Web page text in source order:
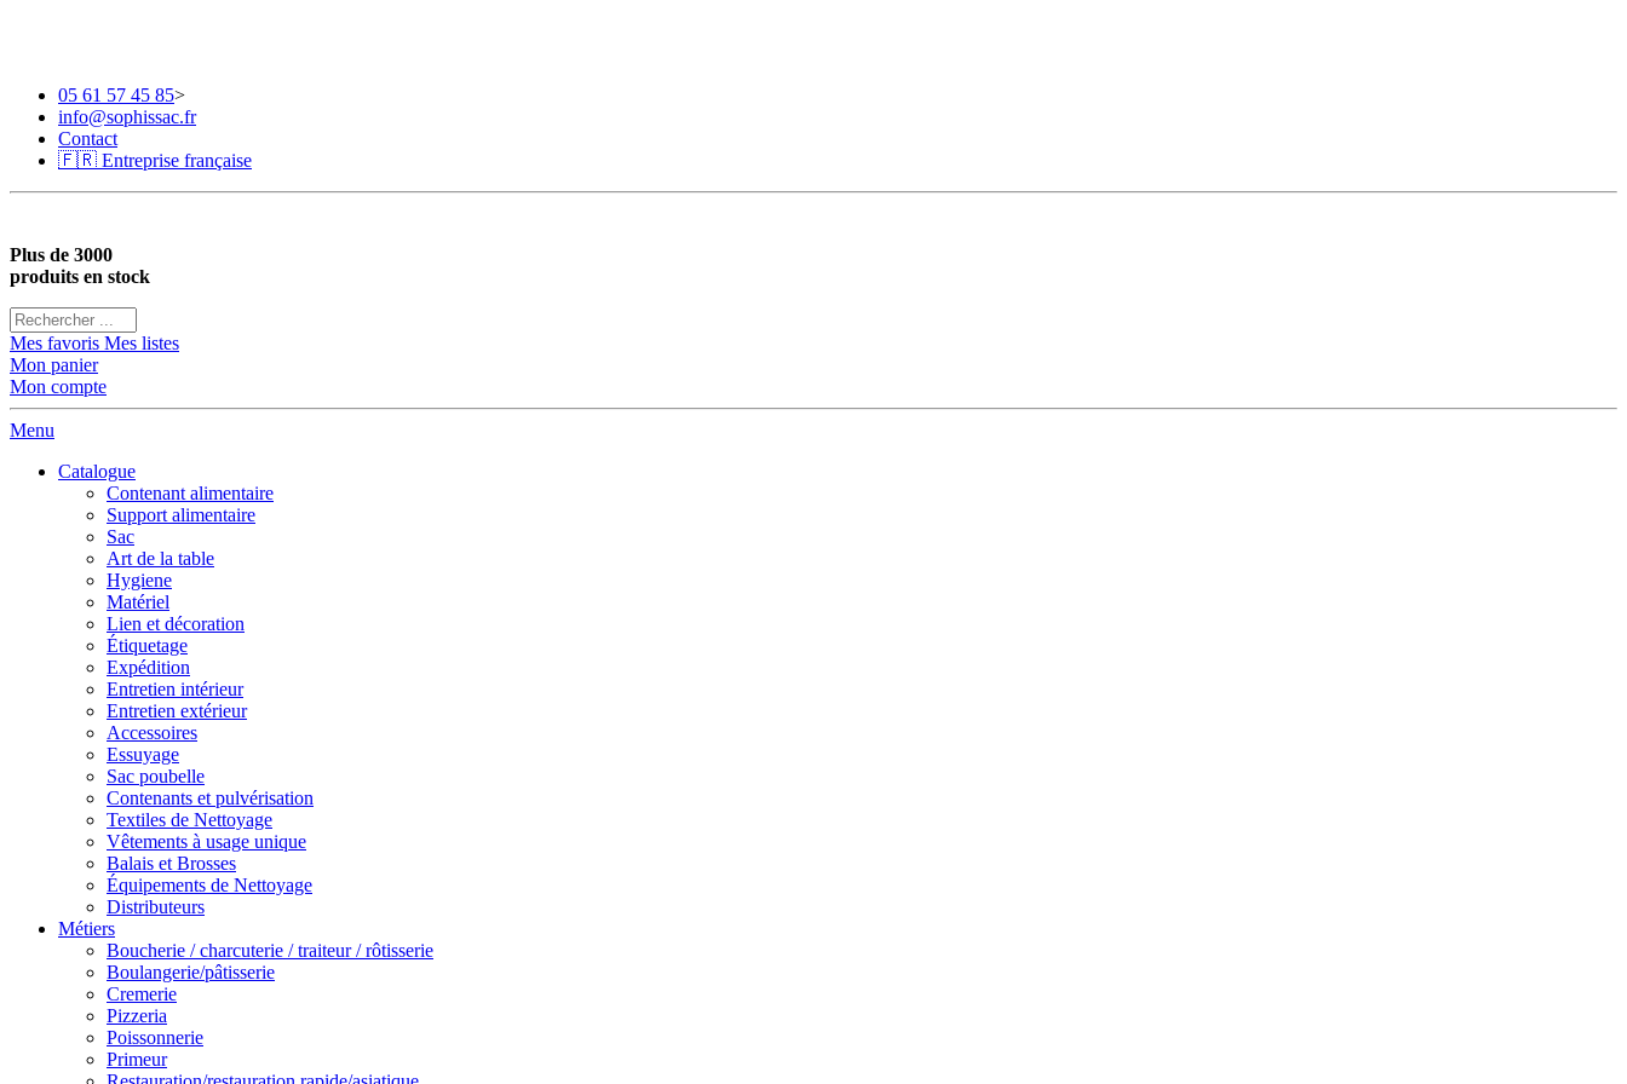
05 61 57 45 85>
info@sophissac.fr
Contact
🇫🇷 Entreprise française
Plus de 3000
produits en stock
Mes favoris Mes listes
Mon panier
Mon compte
Menu
Catalogue
Contenant alimentaire
Support alimentaire
Sac
Art de la table
Hygiene
Matériel
Lien et décoration
Étiquetage
Expédition
Entretien intérieur
Entretien extérieur
Accessoires
Essuyage
Sac poubelle
Contenants et pulvérisation
Textiles de Nettoyage
Vêtements à usage unique
Balais et Brosses
Équipements de Nettoyage
Distributeurs
Métiers
Boucherie / charcuterie / traiteur / rôtisserie
Boulangerie/pâtisserie
Cremerie
Pizzeria
Poissonnerie
Primeur